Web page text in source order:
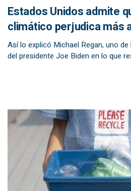
Estados Unidos admite
climático perjudica más
Así lo explicó Michael Regan, uno
del presidente Joe Biden en lo que